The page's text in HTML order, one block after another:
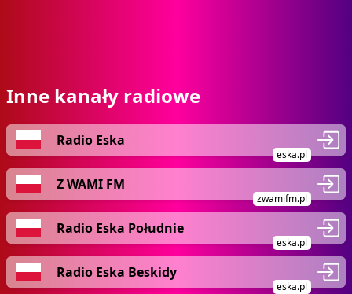
Inne kanały radiowe
Radio Eska
eska.pl
Z WAMI FM
zwamifm.pl
Radio Eska Południe
eska.pl
Radio Eska Beskidy
eska.pl